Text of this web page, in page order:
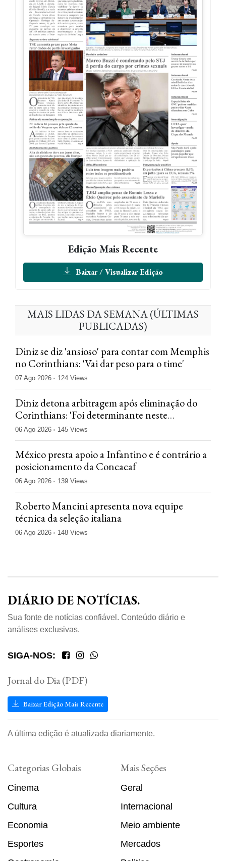
Edição Mais Recente
Baixar / Visualizar Edição
MAIS LIDAS DA SEMANA (ÚLTIMAS
PUBLICADAS)
Diniz se diz 'ansioso' para contar com Memphis
no Corinthians: 'Vai dar peso para o time'
07 Ago 2026 124 Views
Diniz detona arbitragem após eliminação do
Corinthians: 'Foi determinante neste
confronto'
06 Ago 2026 145 Views
México presta apoio a Infantino e é contrário a
posicionamento da Concacaf
06 Ago 2026 139 Views
Roberto Mancini apresenta nova equipe
técnica da seleção italiana
06 Ago 2026 148 Views
DIÁRIO DE NOTÍCIAS.
Sua fonte de notícias confiável. Conteúdo diário e
análises exclusivas.
SIGA-NOS:
Jornal do Dia (PDF)
Baixar Edição Mais Recente
A última edição é atualizada diariamente.
Categorias Globais
Cinema
Cultura
Economia
Esportes
Mais Seções
Geral
Internacional
Meio ambiente
Mercados